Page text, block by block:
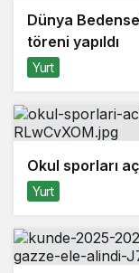
Dünya
töreni yapıldı
Yurt
Okul sporları
Yurt